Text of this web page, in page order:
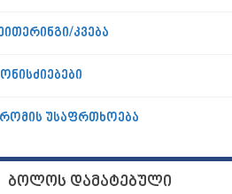
კვება
უსაფრთხოება
ᲑᲝᲚᲝᲡ ᲓᲐᲛᲐᲢᲔᲑᲣᲚᲘ